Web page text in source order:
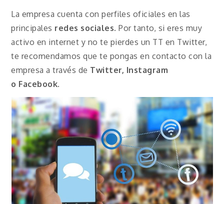
La empresa cuenta con perfiles oficiales en las
principales redes sociales. Por tanto, si eres muy
activo en internet y no te pierdes un TT en Twitter,
te recomendamos que te pongas en contacto con la
empresa a través de Twitter, Instagram
o Facebook.